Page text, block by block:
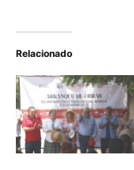
Relacionado